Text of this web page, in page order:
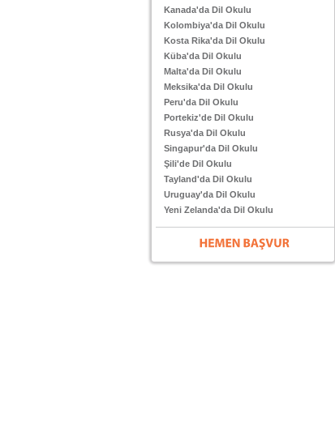
Kanada'da Dil Okulu
Kolombiya'da Dil Okulu
Kosta Rika'da Dil Okulu
Küba'da Dil Okulu
Malta'da Dil Okulu
Meksika'da Dil Okulu
Peru'da Dil Okulu
Portekiz'de Dil Okulu
Rusya'da Dil Okulu
Singapur'da Dil Okulu
Şili'de Dil Okulu
Tayland'da Dil Okulu
Uruguay'da Dil Okulu
Yeni Zelanda'da Dil Okulu